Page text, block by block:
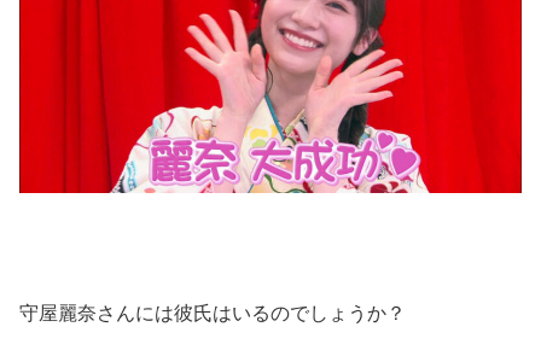
守屋麗奈さんには彼氏はいるのでしょうか？